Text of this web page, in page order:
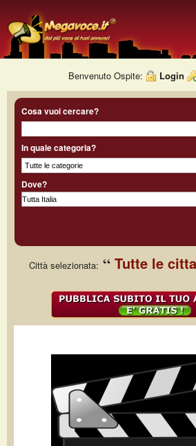
Benvenuto Ospite: Login
Cosa vuoi cercare?
In quale categoria?
Dove?
Città selezionata: Tutte le citta